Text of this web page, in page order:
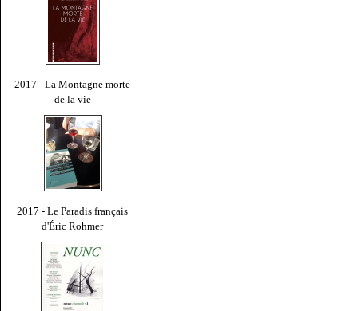
2017 - La Montagne morte
de la vie
2017 - Le Paradis français
d'Éric Rohmer